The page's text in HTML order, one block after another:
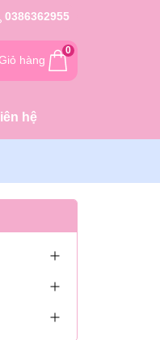
0386362955
hàng
0
hệ